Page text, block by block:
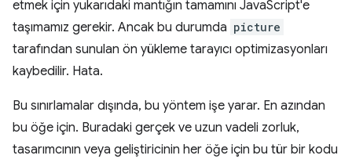
etmek için yukarıdaki mantığın tamamını JavaScript'e
taşımamız gerekir. Ancak bu durumda picture
tarafından sunulan ön yükleme tarayıcı optimizasyonları
kaybedilir. Hata.
Bu sınırlamalar dışında, bu yöntem işe yarar. En azından
bu öğe için. Buradaki gerçek ve uzun vadeli zorluk,
tasarımcının veya geliştiricinin her öğe için bu tür bir kodu